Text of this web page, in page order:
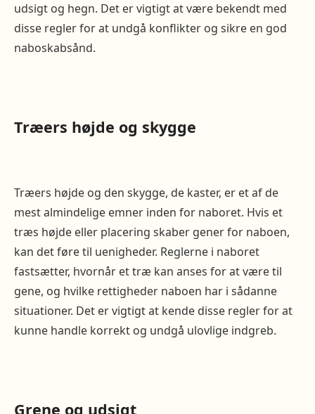
udsigt og hegn. Det er vigtigt at være bekendt med
disse regler for at undgå konflikter og sikre en god
naboskabsånd.
Træers højde og skygge
Træers højde og den skygge, de kaster, er et af de
mest almindelige emner inden for naboret. Hvis et
træs højde eller placering skaber gener for naboen,
kan det føre til uenigheder. Reglerne i naboret
fastsætter, hvornår et træ kan anses for at være til
gene, og hvilke rettigheder naboen har i sådanne
situationer. Det er vigtigt at kende disse regler for at
kunne handle korrekt og undgå ulovlige indgreb.
Grene og udsigt